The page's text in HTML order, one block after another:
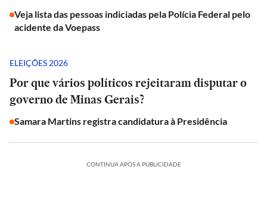
Veja lista das pessoas indiciadas pela Polícia Federal pelo
acidente da Voepass
ELEIÇÕES 2026
Por que vários políticos rejeitaram disputar o
governo de Minas Gerais?
Samara Martins registra candidatura à Presidência
CONTINUA APÓS A PUBLICIDADE